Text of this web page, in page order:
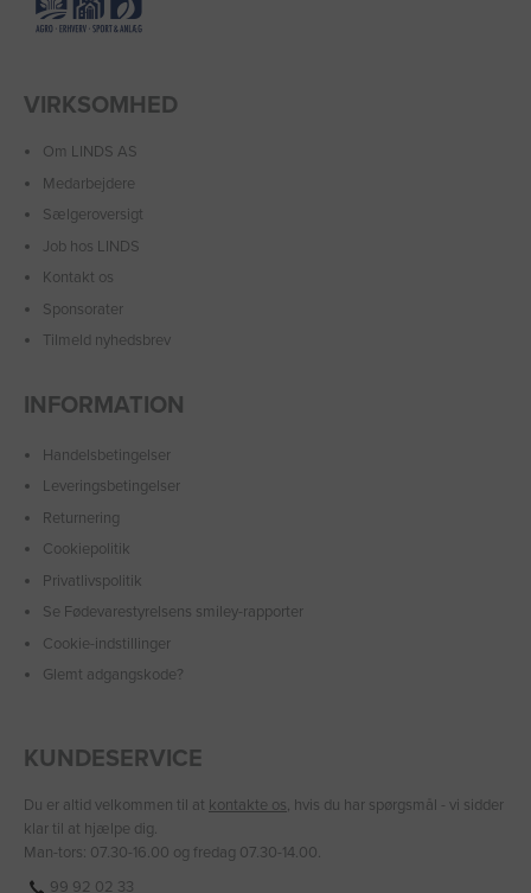
VIRKSOMHED
Om LINDS AS
Medarbejdere
Sælgeroversigt
Job hos LINDS
Kontakt os
Sponsorater
Tilmeld nyhedsbrev
INFORMATION
Handelsbetingelser
Leveringsbetingelser
Returnering
Cookiepolitik
Privatlivspolitik
Se Fødevarestyrelsens smiley-rapporter
Cookie-indstillinger
Glemt adgangskode?
KUNDESERVICE
Du er altid velkommen til at kontakte os, hvis du har spørgsmål - vi sidder
klar til at hjælpe dig.
Man-tors: 07.30-16.00 og fredag 07.30-14.00.
99 92 02 33